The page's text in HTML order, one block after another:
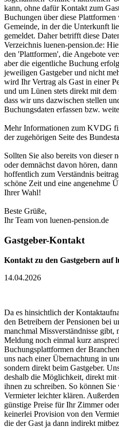
kann, ohne dafür Kontakt zum
Buchungen über diese
Gemeinde, in der die Unterkunft
gemeldet. Daher betrifft diese
Verzeichnis luenen-pension.de:
den 'Plattformen', die Angebote
aber die eigentliche Buchung
jeweiligen Gastgeber und nicht
wird Ihr Vertrag als Gast in einer
und um Lünen stets direkt mit dem
dass wir uns dazwischen stellen
Buchungsdaten erfassen bzw.
Mehr Informationen zum KVDG
der zugehörigen Seite des
Sollten Sie also bereits von dieser
oder demnächst davon hören,
hoffentlich zum Verständnis
schöne Zeit und eine angenehme
Ihrer Wahl!
Beste Grüße,
Ihr Team von luenen-pension.de
Gastgeber-Kontakt
Kontakt zu den Gastgebern auf
14.04.2026
Da es hinsichtlich der
den Betreibern der Pensionen bei
manchmal Missverständnisse gibt,
Meldung noch einmal kurz
Buchungsplattformen der
uns nach einer Übernachtung in
sondern direkt beim Gastgeber.
deshalb die Möglichkeit, direkt mit
ihnen zu schreiben. So können
Vermieter leichter klären.
günstige Preise für Ihr Zimmer
keinerlei Provision von den
die der Gast ja dann indirekt